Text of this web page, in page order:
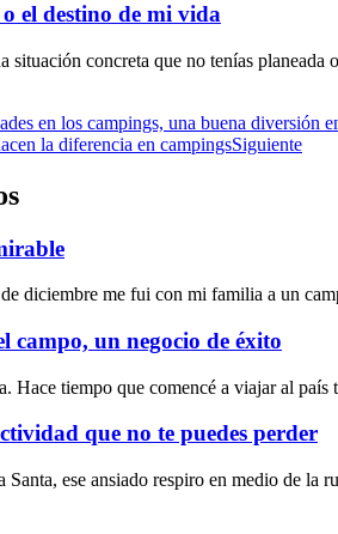
el destino de mi vida
situación concreta que no tenías
en los campings, una buena diversión
la diferencia en campingsSiguiente
diciembre me fui con mi familia a un
campo, un negocio de éxito
Hace tiempo que comencé a viajar al
que no te puedes perder
Santa, ese ansiado respiro en medio de